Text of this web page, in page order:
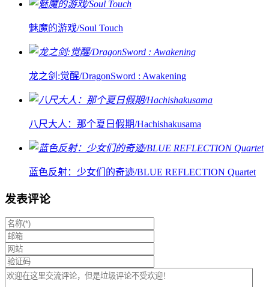
魅魔的游戏/Soul Touch
龙之剑:觉醒/DragonSword : Awakening
八尺大人：那个夏日假期/Hachishakusama
蓝色反射：少女们的奇迹/BLUE REFLECTION Quartet
发表评论